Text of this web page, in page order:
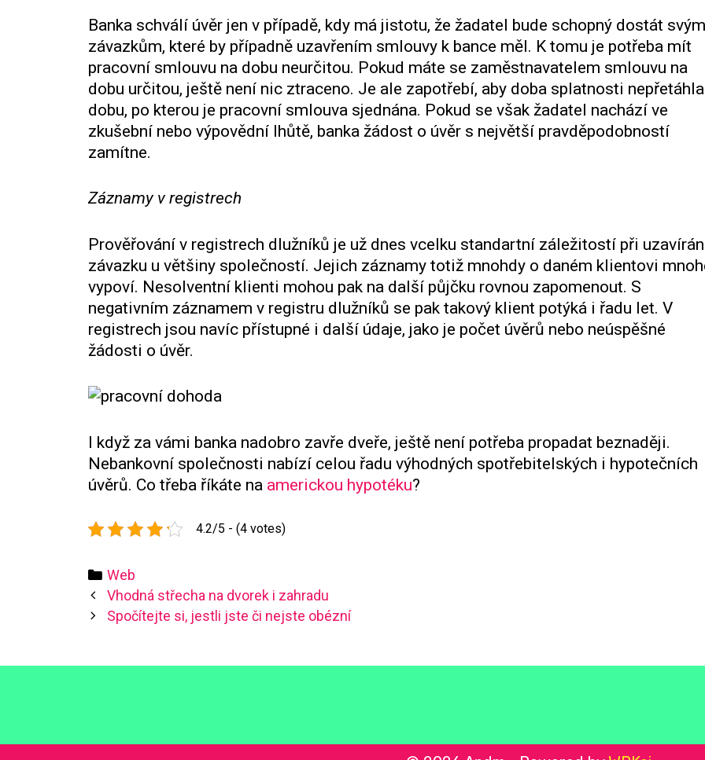
Banka schválí úvěr jen v případě, kdy má jistotu, že žadatel bude schopný dostát svým
závazkům, které by případně uzavřením smlouvy k bance měl. K tomu je potřeba mít
pracovní smlouvu na dobu neurčitou. Pokud máte se zaměstnavatelem smlouvu na
dobu určitou, ještě není nic ztraceno. Je ale zapotřebí, aby doba splatnosti nepřetáhla
dobu, po kterou je pracovní smlouva sjednána. Pokud se však žadatel nachází ve
zkušební nebo výpovědní lhůtě, banka žádost o úvěr s největší pravděpodobností
zamítne.
Záznamy v registrech
Prověřování v registrech dlužníků je už dnes vcelku standartní záležitostí při
závazku u většiny společností. Jejich záznamy totiž mnohdy o daném klientovi
vypoví. Nesolventní klienti mohou pak na další půjčku rovnou zapomenout. S
negativním záznamem v registru dlužníků se pak takový klient potýká i řadu let. V
registrech jsou navíc přístupné i další údaje, jako je počet úvěrů nebo neúspěšné
žádosti o úvěr.
I když za vámi banka nadobro zavře dveře, ještě není potřeba propadat beznaději.
Nebankovní společnosti nabízí celou řadu výhodných spotřebitelských i hypotečních
úvěrů. Co třeba říkáte na americkou hypotéku?
4.2/5 - (4 votes)
Categories
Web
Post
navigation
Vhodná střecha na dvorek i zahradu
Spočítejte si, jestli jste či nejste obézní